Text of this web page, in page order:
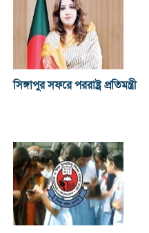
সিঙ্গাপুর সফরে পররাষ্ট্র প্রতিমন্ত্রী